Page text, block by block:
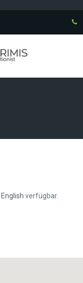
English verfügbar.